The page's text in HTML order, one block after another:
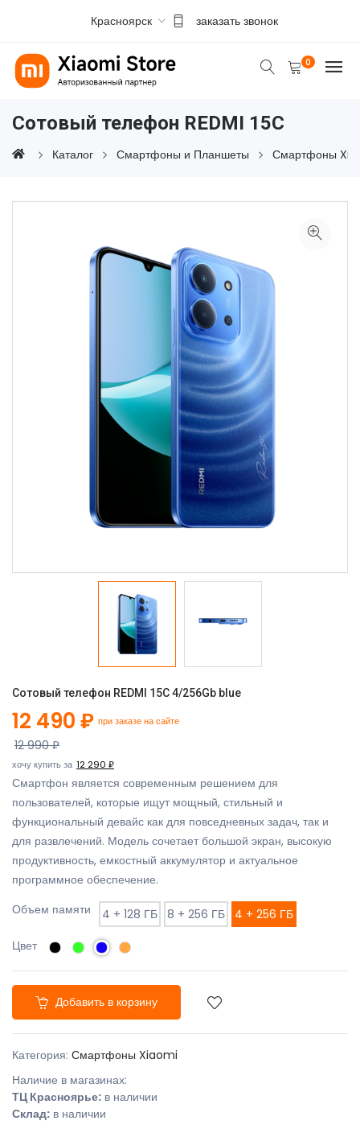
Красноярск заказать звонок
0
Сотовый телефон REDMI 15C
Каталог Смартфоны и Планшеты Смартфоны
Сотовый телефон REDMI 15C 4/256Gb blue
12 490 ₽ при заказе на сайте
12 990 ₽
хочу купить за 12 290 ₽
Смартфон является современным решением для
пользователей, которые ищут мощный, стильный и
функциональный девайс как для повседневных задач, так и
для развлечений. Модель сочетает большой экран, высокую
продуктивность, емкостный аккумулятор и актуальное
программное обеспечение.
Объем памяти
4 + 128 ГБ 8 + 256 ГБ
4 + 256 ГБ
Цвет
Добавить в корзину
Категория: Смартфоны Xiaomi
Наличие в магазинах:
ТЦ Красноярье: в наличии
Склад: в наличии